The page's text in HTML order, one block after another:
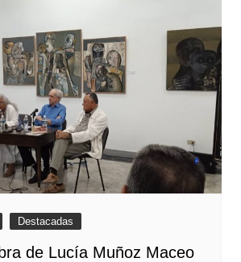
Destacadas
de Lucía Muñoz Maceo